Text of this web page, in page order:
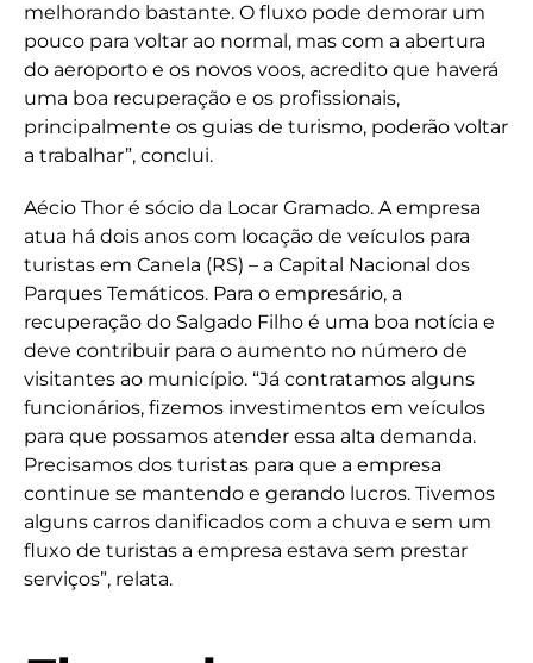
melhorando bastante. O fluxo pode demorar um
pouco para voltar ao normal, mas com a abertura
do aeroporto e os novos voos, acredito que haverá
uma boa recuperação e os profissionais,
principalmente os guias de turismo, poderão voltar
a trabalhar”, conclui.
Aécio Thor é sócio da Locar Gramado. A empresa
atua há dois anos com locação de veículos para
turistas em Canela (RS) – a Capital Nacional dos
Parques Temáticos. Para o empresário, a
recuperação do Salgado Filho é uma boa notícia e
deve contribuir para o aumento no número de
visitantes ao município. “Já contratamos alguns
funcionários, fizemos investimentos em veículos
para que possamos atender essa alta demanda.
Precisamos dos turistas para que a empresa
continue se mantendo e gerando lucros. Tivemos
alguns carros danificados com a chuva e sem um
fluxo de turistas a empresa estava sem prestar
serviços”, relata.